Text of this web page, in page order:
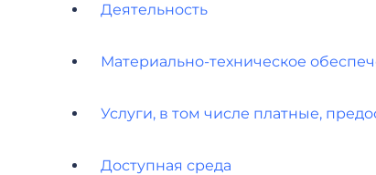
Деятельность
Материально-техническое
Услуги, в том числе платные,
Доступная среда